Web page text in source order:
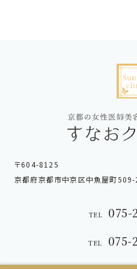
〒604-8125
京都府京都市中京区中魚屋町509-
TEL 075-
TEL 075-